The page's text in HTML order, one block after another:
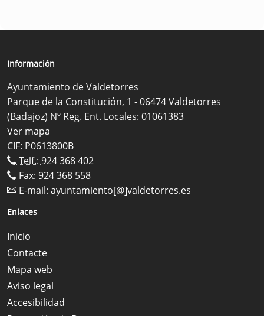
Información
Ayuntamiento de Valdetorres
Parque de la Constitución, 1 - 06474 Valdetorres
(Badajoz) Nº Reg. Ent. Locales: 01061383
Ver mapa
CIF: P0613800B
Telf.: 924 368 402
Fax: 924 368 558
E-mail: ayuntamiento[@]valdetorres.es
Enlaces
Inicio
Contacte
Mapa web
Aviso legal
Accesibilidad